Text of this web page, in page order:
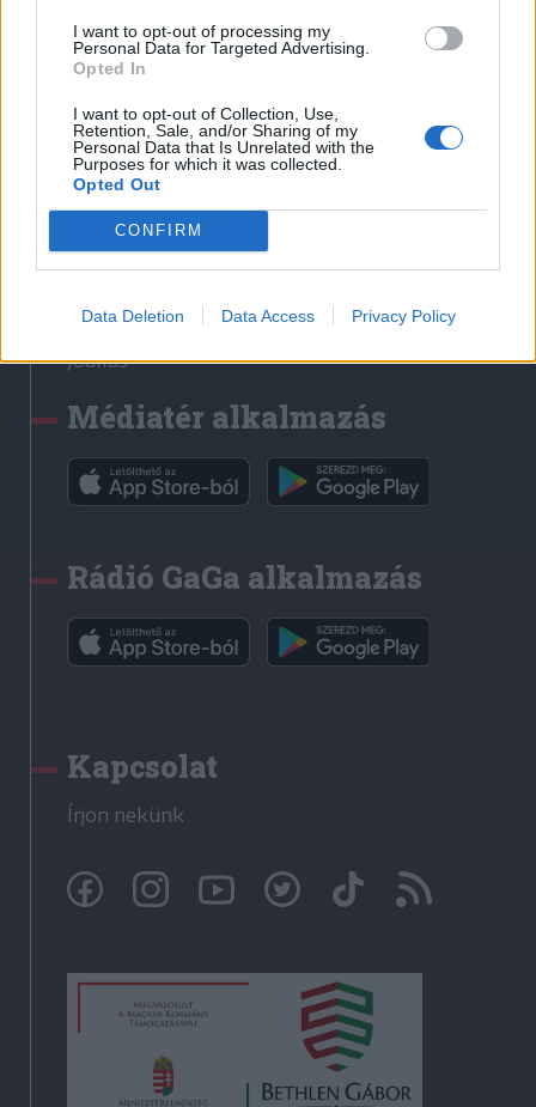
I want to opt-out of processing my
Personal Data for Targeted Advertising.
Opted In
I want to opt-out of Collection, Use,
Retention, Sale, and/or Sharing of my
Personal Data that Is Unrelated with the
Purposes for which it was collected.
Opted Out
CONFIRM
Data Deletion Data Access Privacy Policy
Médiatér
Liget
Krónika
Bihari Napló
Erdélyi Napló
Főtér
Rádió GaGa
Jóállás
Médiatér alkalmazás
Rádió GaGa alkalmazás
Kapcsolat
Írjon nekünk